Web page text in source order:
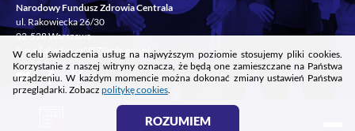
`
Narodowy Fundusz Zdrowia Centrala
ul. Rakowiecka 26/30
02-528 Warszawa
E-mail
akademiaNFZ@nfz.gov.pl
W celu świadczenia usług na najwyższym poziomie stosujemy pliki cookies.
Korzystanie z naszej witryny oznacza, że będą one zamieszczane na Państwa
urządzeniu. W każdym momencie można dokonać zmiany ustawień Państwa
przeglądarki. Zobacz politykę cookies.
ROZUMIEM